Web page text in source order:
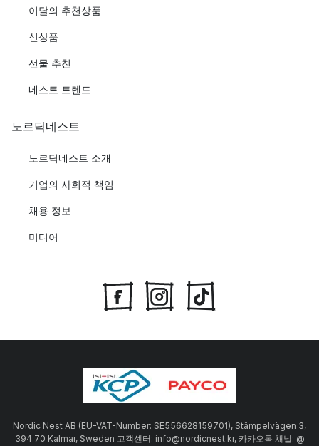
이달의 추천상품
신상품
선물 추천
네스트 트렌드
노르딕네스트
노르딕네스트 소개
기업의 사회적 책임
채용 정보
미디어
Nordic Nest AB (EU-VAT-Number: SE556628159701), Stämpelvägen 3,
394 70 Kalmar, Sweden 고객센터: info@nordicnest.kr, 카카오톡 채널: @